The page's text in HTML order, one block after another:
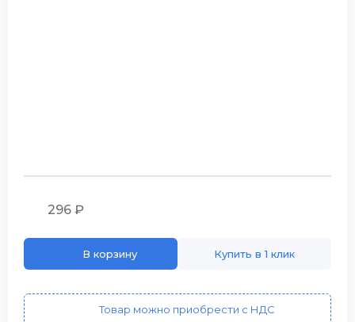
296 ₽
В корзину Купить в 1 клик
Товар можно приобрести с НДС